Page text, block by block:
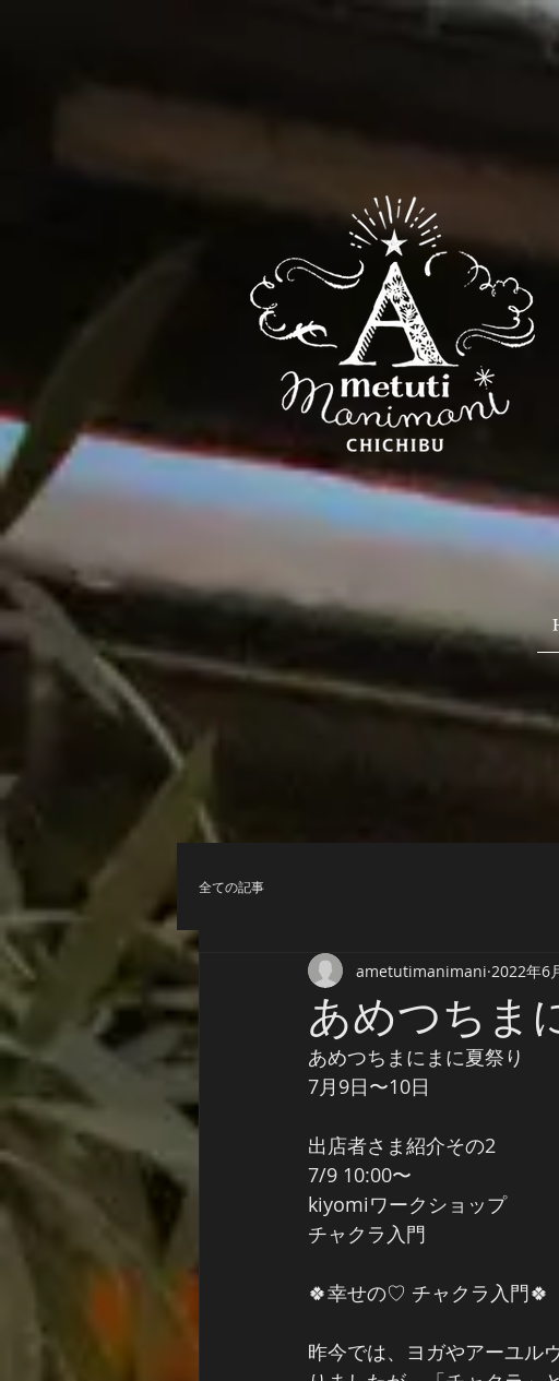
全ての記事
あめつちま
ametutimanimani 2022年6
あめつちまにまに夏祭り
7月9日〜10日
出店者さま紹介その2
7/9 10:00〜
kiyomiワークショップ
チャクラ入門
🍀幸せの♡ チャクラ入門🍀
昨今では、ヨガやアーユル